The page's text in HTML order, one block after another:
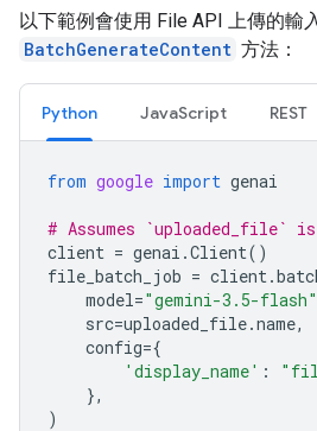
以下範例會使用 File API 上傳的輸
BatchGenerateContent 方法：
Python JavaScript REST
from google import genai
# Assumes
client = genai .Client()
file_batch_job = client.
model="gemini-3.5-flash"
src=uploaded_file.name,
config={
'display_name' :
},
)